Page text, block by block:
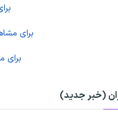
برای
برای
(خبر جدید)